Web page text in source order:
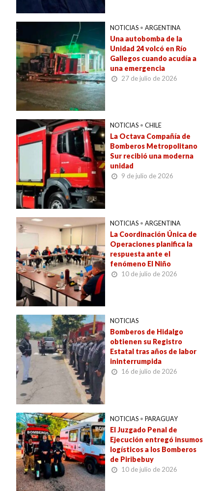
NOTICIAS • ARGENTINA
Una autobomba de la
Unidad 24 volcó en Río
Gallegos cuando acudía a
una emergencia
27 de julio de 2026
NOTICIAS • CHILE
La Octava Compañía de
Bomberos Metropolitano
Sur recibió una moderna
unidad
9 de julio de 2026
NOTICIAS • ARGENTINA
La Coordinación Única de
Operaciones planifica la
respuesta ante el
fenómeno El Niño
10 de julio de 2026
NOTICIAS
Bomberos de Hidalgo
obtienen su Registro
Estatal tras años de labor
ininterrumpida
16 de julio de 2026
NOTICIAS • PARAGUAY
El Juzgado Penal de
Ejecución entregó insumos
logísticos a los Bomberos
de Piribebuy
10 de julio de 2026